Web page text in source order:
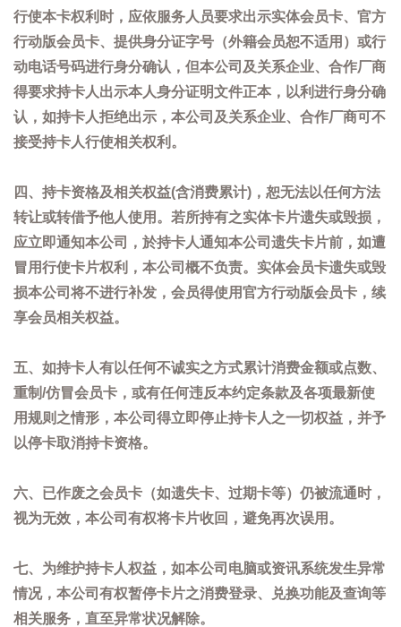
行使本卡权利时，应依服务人员要求出示实体会员卡、官方
行动版会员卡、提供身分证字号（外籍会员恕不适用）或行
动电话号码进行身分确认，但本公司及关系企业、合作厂商
得要求持卡人出示本人身分证明文件正本，以利进行身分确
认，如持卡人拒绝出示，本公司及关系企业、合作厂商可不
接受持卡人行使相关权利。
四、持卡资格及相关权益(含消费累计)，恕无法以任何方法
转让或转借予他人使用。若所持有之实体卡片遗失或毁损，
应立即通知本公司，於持卡人通知本公司遗失卡片前，如遭
冒用行使卡片权利，本公司概不负责。实体会员卡遗失或毁
损本公司将不进行补发，会员得使用官方行动版会员卡，续
享会员相关权益。
五、如持卡人有以任何不诚实之方式累计消费金额或点数、
重制/仿冒会员卡，或有任何违反本约定条款及各项最新使
用规则之情形，本公司得立即停止持卡人之一切权益，并予
以停卡取消持卡资格。
六、已作废之会员卡（如遗失卡、过期卡等）仍被流通时，
视为无效，本公司有权将卡片收回，避免再次误用。
七、为维护持卡人权益，如本公司电脑或资讯系统发生异常
情况，本公司有权暂停卡片之消费登录、兑换功能及查询等
相关服务，直至异常状况解除。